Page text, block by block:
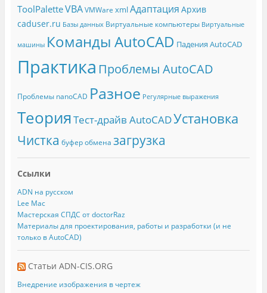
ToolPaletteVBA VMWare xmlАдаптация Архив
caduser.ru Базы данных Виртуальные компьютеры Виртуальные
машины Команды AutoCAD Падения AutoCAD
Практика Проблемы AutoCAD
Проблемы nanoCAD Разное Регулярные выражения
ТеорияТест-драйв AutoCADУстановка
Чистка буфер обмена загрузка
Ссылки
ADN на русском
Lee Mac
Мастерская СПДС от doctorRaz
Материалы для проектирования, работы и разработки (и не
только в AutoCAD)
Статьи ADN-CIS.ORG
Внедрение изображения в чертеж